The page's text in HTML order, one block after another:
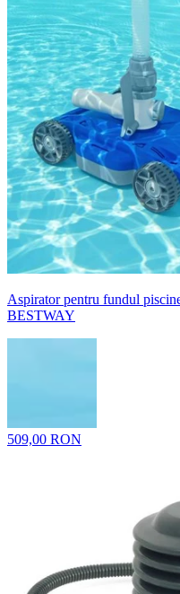
Aspirator pentru fundul
BESTWAY
509,00 RON